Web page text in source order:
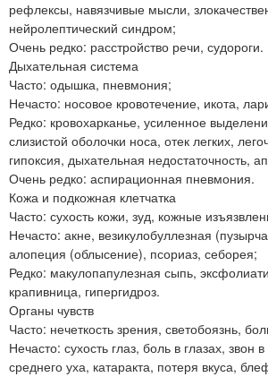
рефлексы, навязчивые мысли,
нейролептический синдром;
Очень редко: расстройство речи, судороги.
Дыхательная система
Часто: одышка, пневмония;
Нечасто: носовое кровотечение, икота,
Редко: кровохарканье, усиленное
слизистой оболочки носа, отек легких,
гипоксия, дыхательная недостаточность,
Очень редко: аспирационная пневмония.
Кожа и подкожная клетчатка
Часто: сухость кожи, зуд, кожные
Нечасто: акне, везикулобуллезная
алопеция (облысение), псориаз, себорея;
Редко: макулопапулезная сыпь,
крапивница, гипергидроз.
Органы чувств
Часто: нечеткость зрения, светобоязнь,
Нечасто: сухость глаз, боль в глазах, звон
среднего уха, катаракта, потеря вкуса,